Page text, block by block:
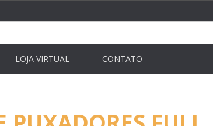
LOJA VIRTUAL CONTATO